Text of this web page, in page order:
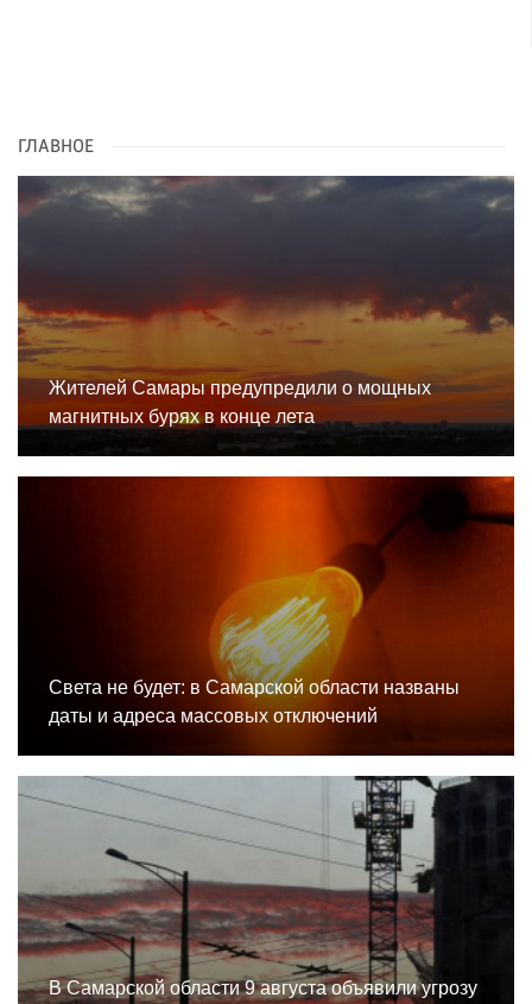
ГЛАВНОЕ
Жителей Самары предупредили о мощных
магнитных бурях в конце лета
Света не будет: в Самарской области названы
даты и адреса массовых отключений
В Самарской области 9 августа объявили угрозу